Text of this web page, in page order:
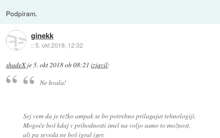
Podpiram.
ginekk
::5. okt 2018, 12:32
shadeXje5. okt 2018 ob 08:21 izjavil:
Ne hvala!
Sej vem da je težko ampak se bo potrebno prilagajat tehnologiji.
Mogoče boš kdaj v prihodnosti imel na voljo samo to možnost,
ali pa seveda ne boš igral iger.